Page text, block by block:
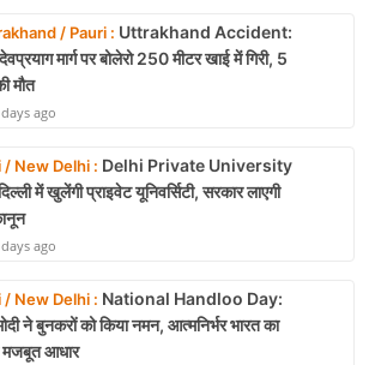
/ Pauri : Uttrakhand Accident:
मार्ग पर बोलेरो 250 मीटर खाई में गिरी, 5
मौत
ago
/ New Delhi : Delhi Private University
में खुलेंगी प्राइवेट यूनिवर्सिटी, सरकार लाएगी
ago
/ New Delhi : National Handloo Day:
ने बुनकरों को किया नमन, आत्मनिर्भर भारत का
मजबूत आधार